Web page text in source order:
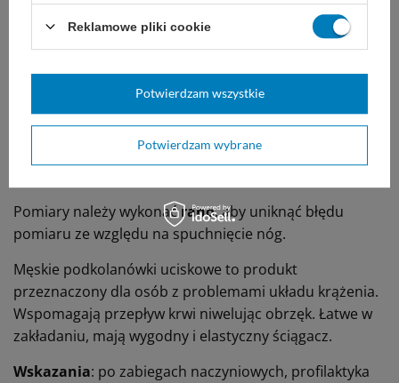
rozmiar 4
obwód nad kostką w najwęższym miejscu 26-29
cm
obwód łydki w najszerszym miejscu 37-46 cm
palce zamknięte
pranie w pralce w 40stC
Pomiary należy wykonaćrano, aby uniknąć błędu
pomiaru ze względu na spuchnięcie nóg.
Męskie podkolanówki uciskowe to produkt
przeznaczony dla osób z problemami układu krążenia.
Wspomagają przepływ krwi niwelując obrzęk. Łatwe w
zakładaniu, mają wygodny i elastyczny ściągacz.
Wskazania: po zabiegach naczyniowych, profilaktyka
Reklamowe pliki cookie
Potwierdzam wybrane
Potwierdzam wszystkie